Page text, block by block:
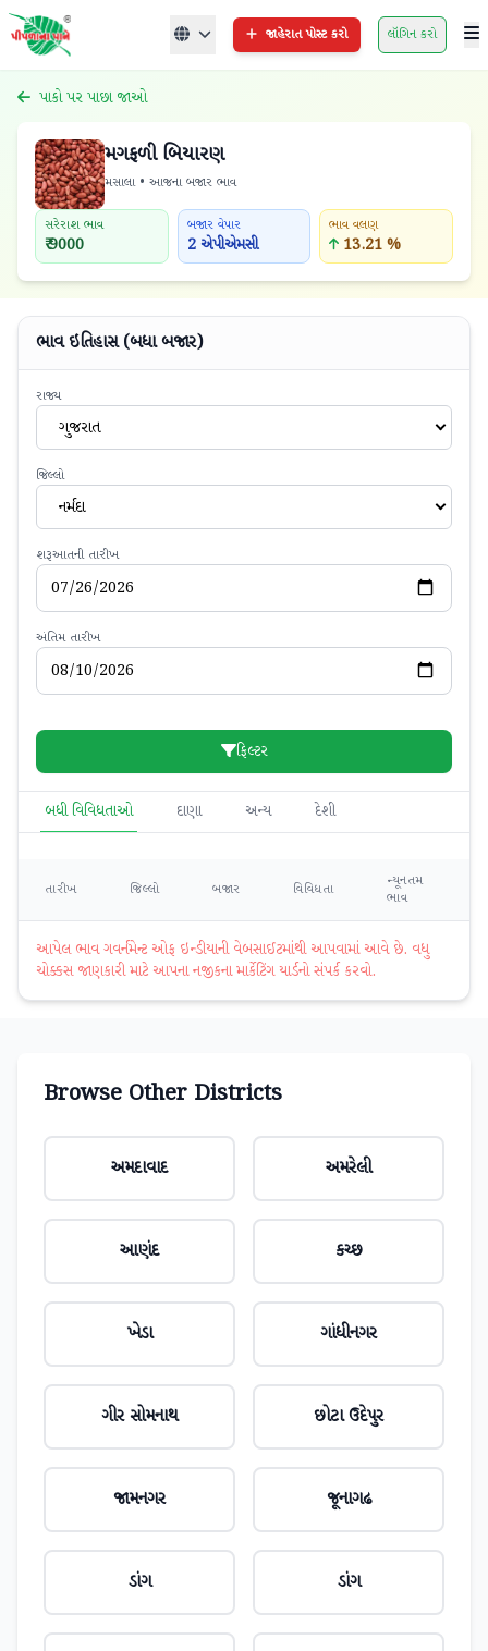
જાહેરાત પોસ્ટ કરો લૉગિન કરો
પાકો પર પાછા જાઓ
મગફળી બિયારણ
મસાલા • આજના બજાર ભાવ
સરેરાશ ભાવ
₹ 9000
બજાર વેપાર
2 એપીએમસી
ભાવ વલણ
13.21 %
ભાવ ઇતિહાસ (બધા બજાર)
રાજ્ય
ગુજરાત
જિલ્લો
નર્મદા
શરૂઆતની તારીખ
અંતિમ તારીખ
ફિલ્ટર
બધી વિવિધતાઓ દાણા અન્ય દેશી
તારીખ જિલ્લો બજાર વિવિધતા
ન્યૂનતમ
ભાવ
આપેલ ભાવ ગવર્નમેન્ટ ઓફ ઇન્ડીયાની વેબસાઈટમાંથી આપવામાં આવે છે. વધુ
ચોક્કસ જાણકારી માટે આપના નજીકના માર્કેટિંગ યાર્ડનો સંપર્ક કરવો.
Browse Other Districts
અમદાવાદ અમરેલી
આણંદ કચ્છ
ખેડા ગાંધીનગર
ગીર સોમનાથ છોટા ઉદેપુર
જામનગર જૂનાગઢ
ડાંગ ડાંગ